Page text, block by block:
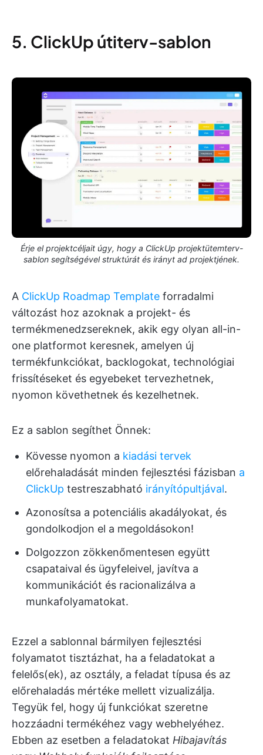
5. ClickUp útiterv-sablon
Érje el projektcéljait úgy, hogy a ClickUp projektütemterv-
sablon segítségével struktúrát és irányt ad projektjének.
A ClickUp Roadmap Template forradalmi
változást hoz azoknak a projekt- és
termékmenedzsereknek, akik egy olyan all-in-
one platformot keresnek, amelyen új
termékfunkciókat, backlogokat, technológiai
frissítéseket és egyebeket tervezhetnek,
nyomon követhetnek és kezelhetnek.
Ez a sablon segíthet Önnek:
Kövesse nyomon a kiadási tervek
előrehaladását minden fejlesztési fázisban a
ClickUp testreszabható irányítópultjával.
Azonosítsa a potenciális akadályokat, és
gondolkodjon el a megoldásokon!
Dolgozzon zökkenőmentesen együtt
csapataival és ügyfeleivel, javítva a
kommunikációt és racionalizálva a
munkafolyamatokat.
Ezzel a sablonnal bármilyen fejlesztési
folyamatot tisztázhat, ha a feladatokat a
felelős(ek), az osztály, a feladat típusa és az
előrehaladás mértéke mellett vizualizálja.
Tegyük fel, hogy új funkciókat szeretne
hozzáadni termékéhez vagy webhelyéhez.
Ebben az esetben a feladatokat Hibajavítás